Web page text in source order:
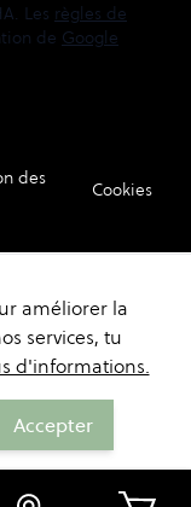
Les règles de
de Google
des
Cookies
améliorer la
services, tu
d'informations.
Accepter